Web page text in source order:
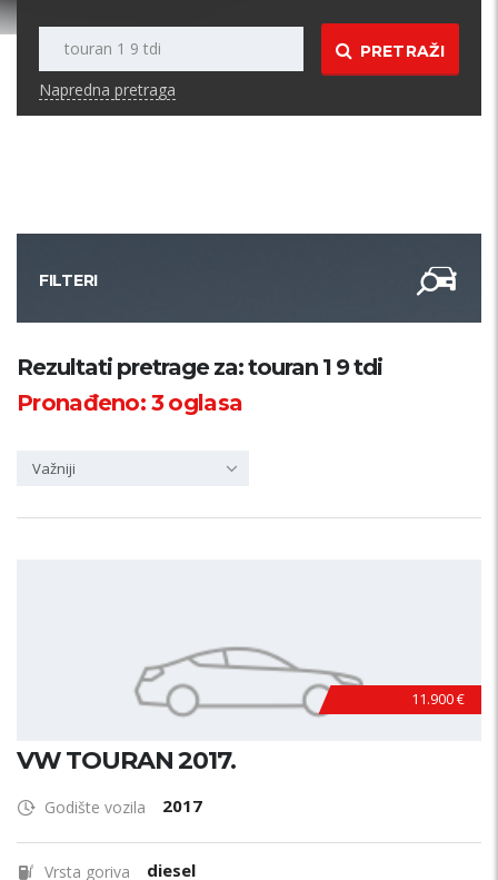
PRETRAŽI
Napredna pretraga
FILTERI
Kategorija
PRETRAŽI
Rezultati pretrage za: touran 1 9 tdi
Pronađeno:3oglasa
Važniji
11.900 €
VW TOURAN 2017.
Godište vozila 2017
Vrsta goriva diesel